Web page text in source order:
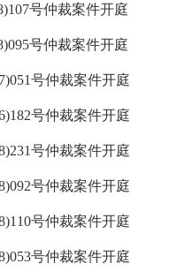
号仲裁案件开庭
号仲裁案件开庭
号仲裁案件开庭
号仲裁案件开庭
号仲裁案件开庭
号仲裁案件开庭
号仲裁案件开庭
号仲裁案件开庭